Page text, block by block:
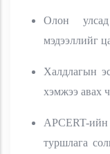
Олон
мэдээллийг
Халдлагын
хэмжээ авах
APCERT-ийн
туршлага